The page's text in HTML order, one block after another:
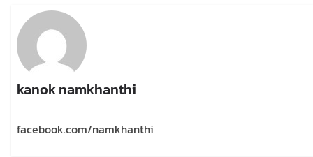
kanok namkhanthi
facebook.com/namkhanthi